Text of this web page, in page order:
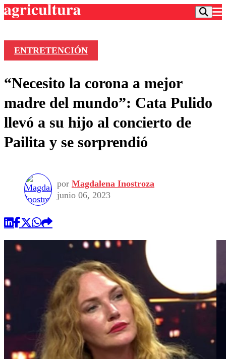
Frecuencias
Agricultura TV
Deportes
Colo Colo
Motor
Torneo Internacional
Torneo Nacional
Entretención
Internacional
Nacional
Vida Social
Programas
Comercial
ENTRETENCIÓN
“Necesito la corona a mejor
madre del mundo”: Cata Pulido
llevó a su hijo al concierto de
Pailita y se sorprendió
por Magdalena Inostroza
junio 06, 2023